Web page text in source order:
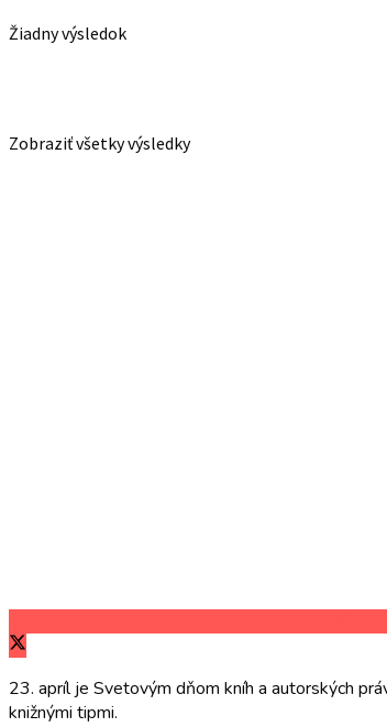
Žiadny výsledok
Zobraziť všetky výsledky
23. apríl je Svetovým dňom kníh a autorských
knižnými tipmi.